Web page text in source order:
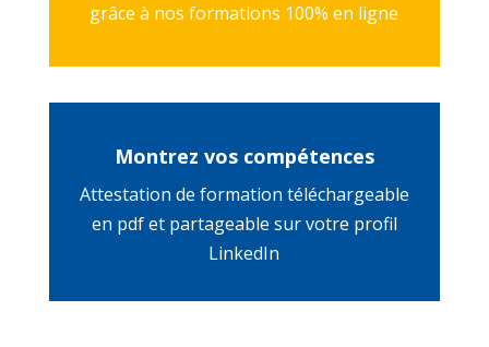
grâce à nos formations 100% en ligne
Montrez vos compétences
Attestation de formation téléchargeable
en pdf et partageable sur votre profil
LinkedIn